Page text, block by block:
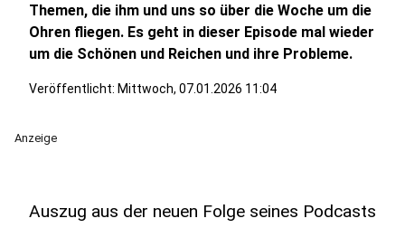
Themen, die ihm und uns so über die Woche um die
Ohren fliegen. Es geht in dieser Episode mal wieder
um die Schönen und Reichen und ihre Probleme.
Veröffentlicht: Mittwoch, 07.01.2026 11:04
Anzeige
Auszug aus der neuen Folge seines Podcasts